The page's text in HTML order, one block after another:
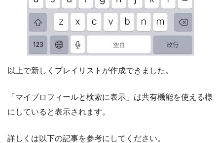
以上で新しくプレイリストが作成できました。
「マイプロフィールと検索に表示」は共有機能を使える様
にしていると表示されます。
詳しくは以下の記事を参考にしてください。